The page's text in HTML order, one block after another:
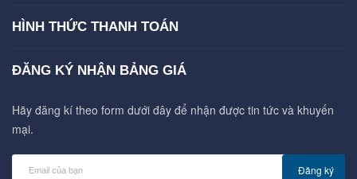
HÌNH THỨC THANH TOÁN
ĐĂNG KÝ NHẬN BẢNG GIÁ
Hãy đăng kí theo form dưới đây để nhận được tin tức và khuyến
mại.
Đăng ký